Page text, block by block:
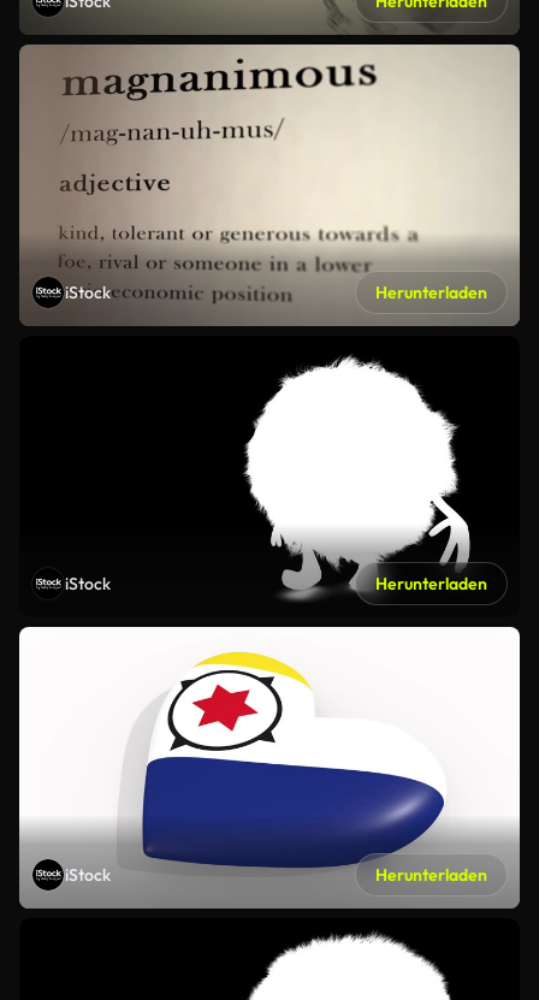
iStock Herunterladen
iStock Herunterladen
iStock Herunterladen